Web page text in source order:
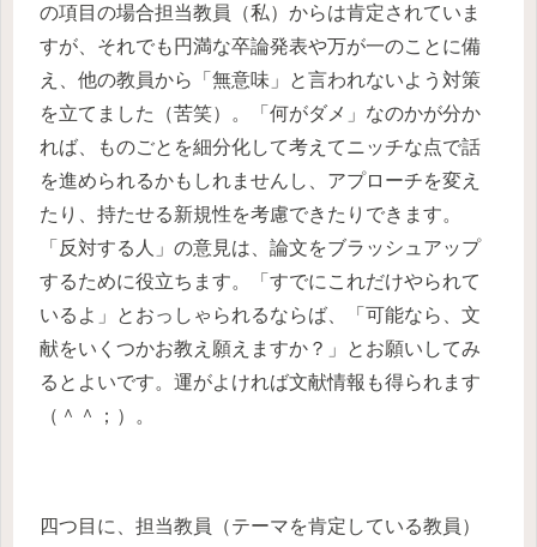
の項目の場合担当教員（私）からは肯定されていま
すが、それでも円満な卒論発表や万が一のことに備
え、他の教員から「無意味」と言われないよう対策
を立てました（苦笑）。「何がダメ」なのかが分か
れば、ものごとを細分化して考えてニッチな点で話
を進められるかもしれませんし、アプローチを変え
たり、持たせる新規性を考慮できたりできます。
「反対する人」の意見は、論文をブラッシュアップ
するために役立ちます。「すでにこれだけやられて
いるよ」とおっしゃられるならば、「可能なら、文
献をいくつかお教え願えますか？」とお願いしてみ
るとよいです。運がよければ文献情報も得られます
（＾＾；）。
四つ目に、担当教員（テーマを肯定している教員）